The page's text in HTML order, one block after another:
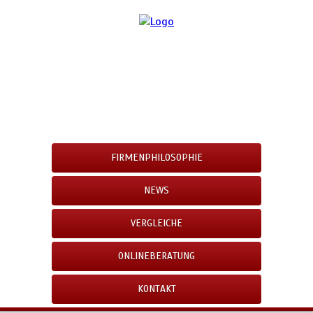
FIRMENPHILOSOPHIE
NEWS
VERGLEICHE
ONLINEBERATUNG
KONTAKT